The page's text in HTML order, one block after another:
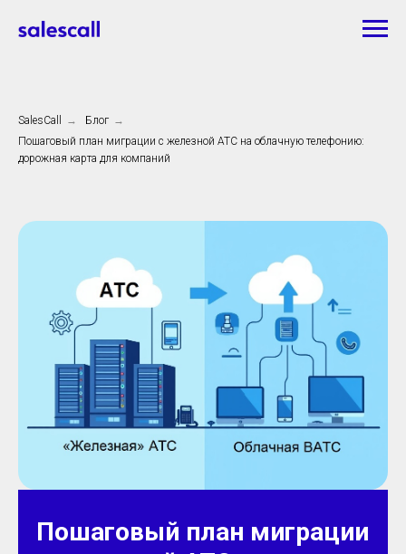
SalesCall → Блог →
Пошаговый план миграции с железной АТС на облачную телефонию:
дорожная карта для компаний
Пошаговый план миграции